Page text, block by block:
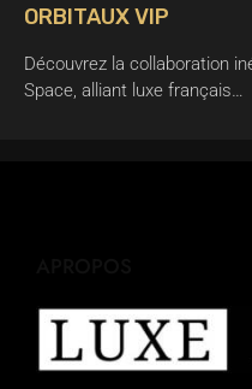
ORBITAUX VIP
Découvrez la collaboration
Space, alliant luxe français…